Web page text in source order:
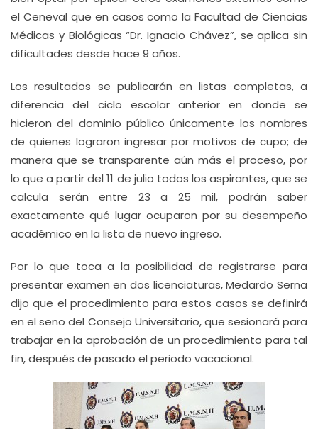
el Ceneval que en casos como la Facultad de Ciencias
Médicas y Biológicas “Dr. Ignacio Chávez”, se aplica sin
dificultades desde hace 9 años.
Los resultados se publicarán en listas completas, a
diferencia del ciclo escolar anterior en donde se
hicieron del dominio público únicamente los nombres
de quienes lograron ingresar por motivos de cupo; de
manera que se transparente aún más el proceso, por
lo que a partir del 11 de julio todos los aspirantes, que se
calcula serán entre 23 a 25 mil, podrán saber
exactamente qué lugar ocuparon por su desempeño
académico en la lista de nuevo ingreso.
Por lo que toca a la posibilidad de registrarse para
presentar examen en dos licenciaturas, Medardo Serna
dijo que el procedimiento para estos casos se definirá
en el seno del Consejo Universitario, que sesionará para
trabajar en la aprobación de un procedimiento para tal
fin, después de pasado el periodo vacacional.